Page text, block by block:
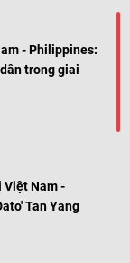
- Philippines:
trong giai
Việt Nam -
Tan Yang